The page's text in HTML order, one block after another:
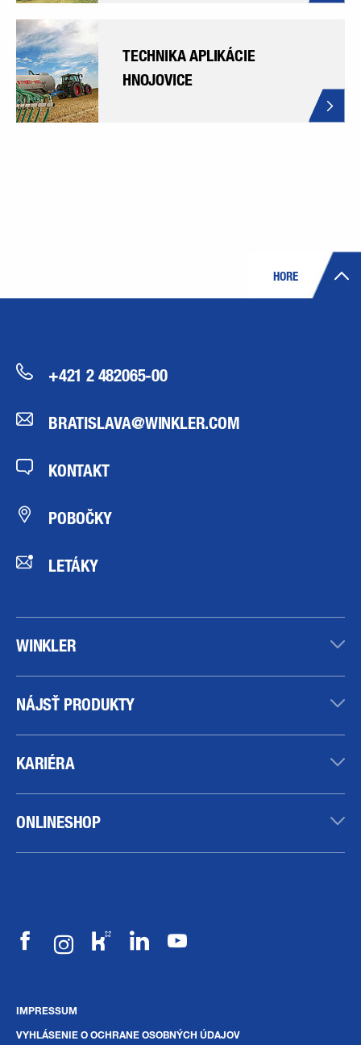
TECHNIKA APLIKÁCIE
HNOJOVICE
HORE
+421 2 482065-00
BRATISLAVA@WINKLER.COM
KONTAKT
POBOČKY
LETÁKY
WINKLER
NÁJSŤ PRODUKTY
KARIÉRA
ONLINESHOP
IMPRESSUM
VYHLÁSENIE O OCHRANE OSOBNÝCH ÚDAJOV